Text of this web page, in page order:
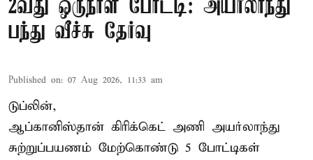
2வது ஒருநாள் போட்டி: அயர்லாந்து
பந்து வீச்சு தேர்வு
Published on: 07 Aug 2026, 11:33 am
டுப்லின்,
ஆப்கானிஸ்தான் கிரிக்கெட் அணி அயர்லாந்து
சுற்றுப்பயணம் மேற்கொண்டு 5 போட்டிகள்